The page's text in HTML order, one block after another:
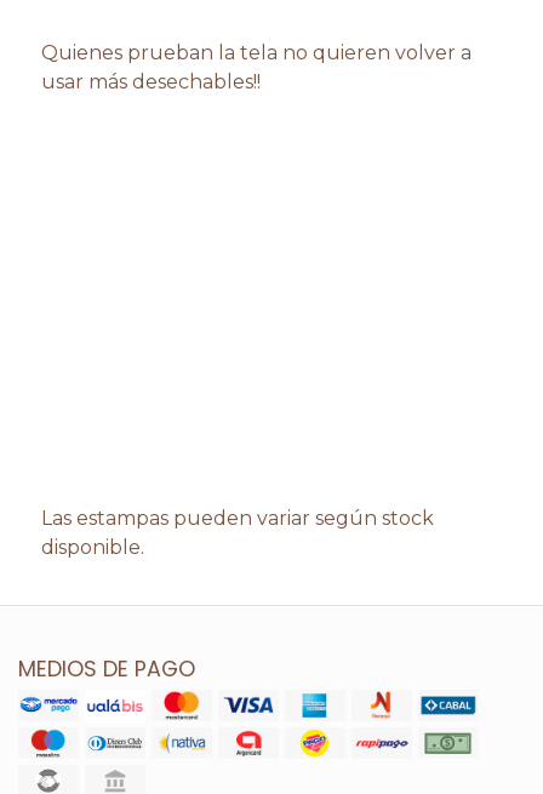
Quienes prueban la tela no quieren volver a
usar más desechables!!
Las estampas pueden variar según stock
disponible.
MEDIOS DE PAGO